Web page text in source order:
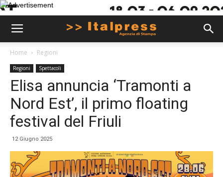
Home Regioni
Regioni Spettacoli
Elisa annuncia ‘Tramonti a
Nord Est’, il primo floating
festival del Friuli
12 Giugno 2025